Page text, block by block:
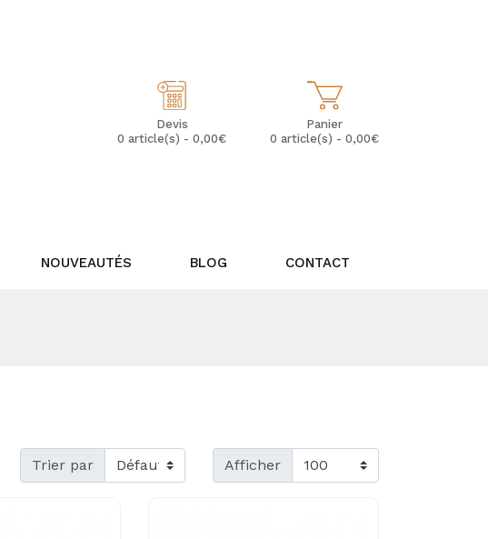
Panier
0 article(s) - 0,00€
Devis
0 article(s) - 0,00€
NOUVEAUTÉS BLOG CONTACT
Trier par Afficher